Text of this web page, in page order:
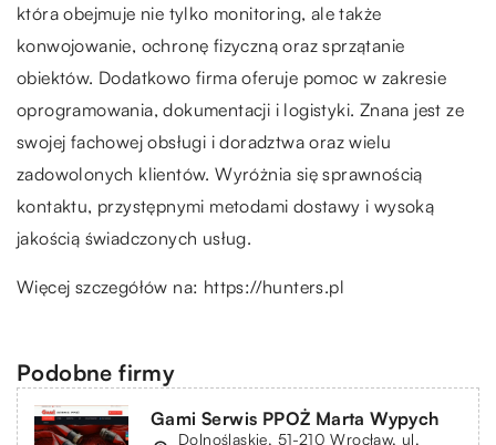
która obejmuje nie tylko monitoring, ale także
konwojowanie, ochronę fizyczną oraz sprzątanie
obiektów. Dodatkowo firma oferuje pomoc w zakresie
oprogramowania, dokumentacji i logistyki. Znana jest ze
swojej fachowej obsługi i doradztwa oraz wielu
zadowolonych klientów. Wyróżnia się sprawnością
kontaktu, przystępnymi metodami dostawy i wysoką
jakością świadczonych usług.
Więcej szczegółów na: https://hunters.pl
Podobne firmy
Gami Serwis PPOŻ Marta Wypych
Dolnośląskie, 51-210 Wrocław, ul.